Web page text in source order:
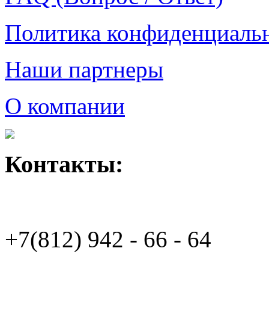
Политика
Наши партнеры
О компании
Контакты:
+7(812) 942 - 66 - 64